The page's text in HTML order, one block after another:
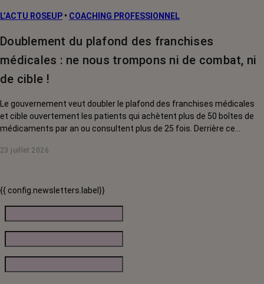
L’ACTU ROSEUP • COACHING PROFESSIONNEL
Doublement du plafond des franchises
médicales : ne nous trompons ni de combat, ni
de cible !
Le gouvernement veut doubler le plafond des franchises médicales
et cible ouvertement les patients qui achètent plus de 50 boîtes de
médicaments par an ou consultent plus de 25 fois. Derrière ce
chroniques, et en premier lieu les personnes touchées par un cancer,
23 juillet 2026
{{ config.newsletters.label}}